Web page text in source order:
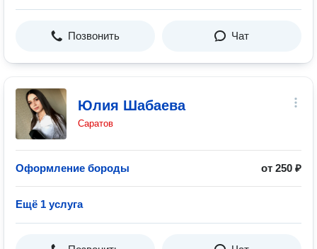
Позвонить Чат
Юлия Шабаева
Саратов
Оформление бороды от 250 ₽
Ещё 1 услуга